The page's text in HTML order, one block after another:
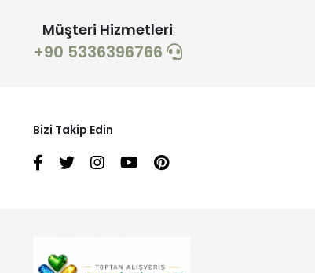
Müşteri Hizmetleri
+90 5336396766
Bizi Takip Edin